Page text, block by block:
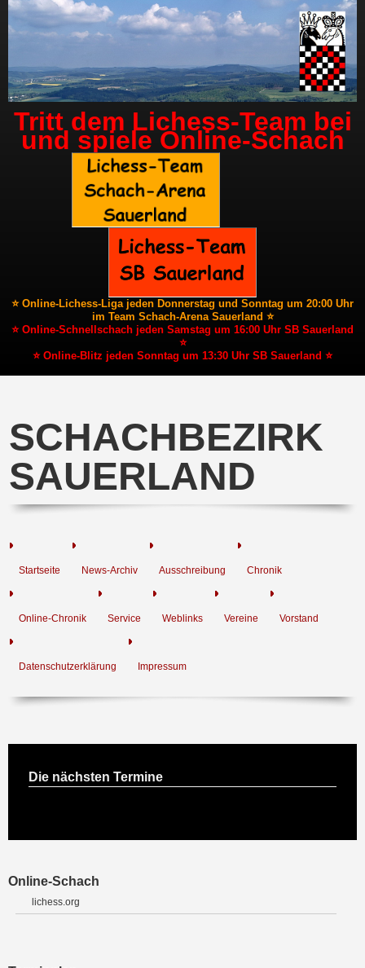
Tritt dem Lichess-Team bei
und spiele Online-Schach
⭐ Online-Lichess-Liga jeden Donnerstag und Sonntag um 20:00 Uhr
im Team Schach-Arena Sauerland ⭐
⭐ Online-Schnellschach jeden Samstag um 16:00 Uhr SB Sauerland
⭐
⭐ Online-Blitz jeden Sonntag um 13:30 Uhr SB Sauerland ⭐
SCHACHBEZIRK
SAUERLAND
Startseite News-Archiv Ausschreibung Chronik
Online-Chronik Service Weblinks Vereine Vorstand
Datenschutzerklärung Impressum
Die nächsten Termine
Online-Schach
lichess.org